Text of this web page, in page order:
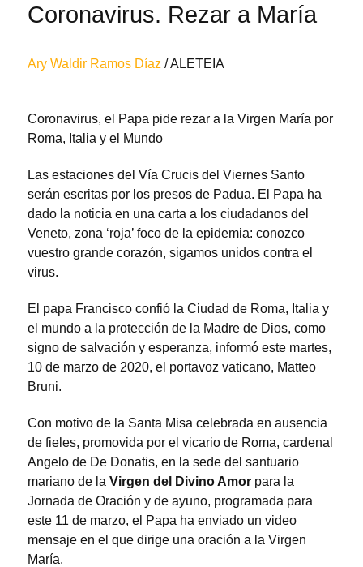
Coronavirus. Rezar a María
Ary Waldir Ramos Díaz / ALETEIA
Coronavirus, el Papa pide rezar a la Virgen María por
Roma, Italia y el Mundo
Las estaciones del Vía Crucis del Viernes Santo
serán escritas por los presos de Padua. El Papa ha
dado la noticia en una carta a los ciudadanos del
Veneto, zona ‘roja’ foco de la epidemia: conozco
vuestro grande corazón, sigamos unidos contra el
virus.
El papa Francisco confió la Ciudad de Roma, Italia y
el mundo a la protección de la Madre de Dios, como
signo de salvación y esperanza, informó este martes,
10 de marzo de 2020, el portavoz vaticano, Matteo
Bruni.
Con motivo de la Santa Misa celebrada en ausencia
de fieles, promovida por el vicario de Roma, cardenal
Angelo de De Donatis, en la sede del santuario
mariano de la Virgen del Divino Amor para la
Jornada de Oración y de ayuno, programada para
este 11 de marzo, el Papa ha enviado un video
mensaje en el que dirige una oración a la Virgen
María.